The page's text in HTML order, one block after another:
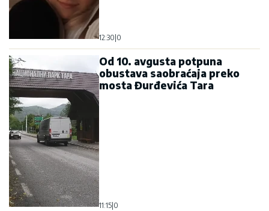
12:30 0
Od 10. avgusta potpuna
obustava saobraćaja preko
mosta Đurđevića Tara
11:15 0